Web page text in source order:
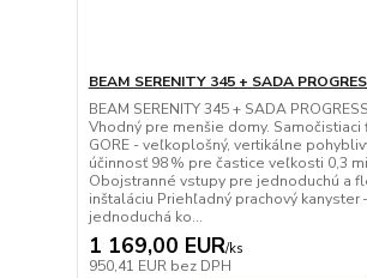
BEAM SERENITY 345 + SADA
BEAM SERENITY 345 + SADA
Vhodný pre menšie domy. Samočistiaci
GORE - veľkoplošný, vertikálne
účinnosť 98 % pre častice veľkosti 0,3
Obojstranné vstupy pre jednoduchú a
inštaláciu Priehľadný prachový kanyster
jednoduchá ko...
1 169,00 EUR/ks
950,41 EUR bez DPH